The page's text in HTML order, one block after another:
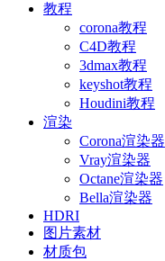
教程
corona教程
C4D教程
3dmax教程
keyshot教程
Houdini教程
渲染
Corona渲染器
Vray渲染器
Octane渲染器
Bella渲染器
HDRI
图片素材
材质包